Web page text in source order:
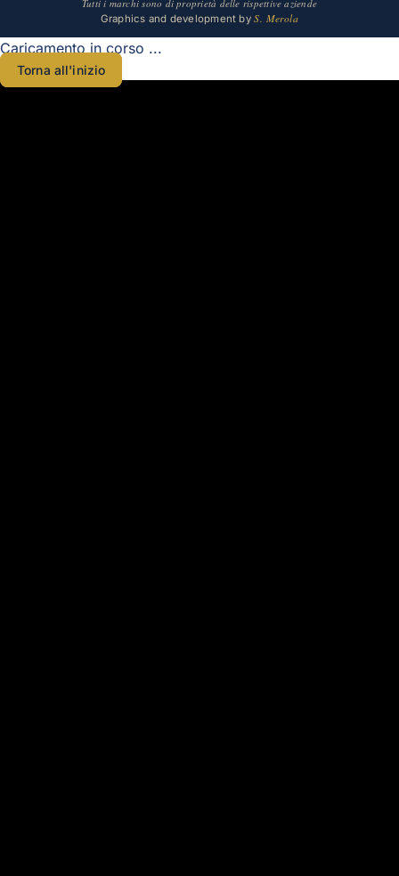
Tutti i marchi sono di proprietà delle rispettive aziende
Graphics and development byS. Merola
Caricamento in corso ...
Torna all'inizio